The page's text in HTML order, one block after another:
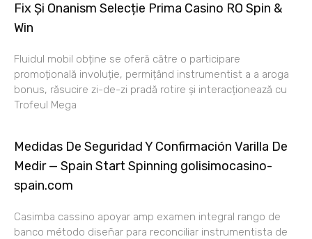
Fix Și Onanism Selecție Prima Casino RO Spin &
Win
Fluidul mobil obține se oferă către o participare
promoțională involuție, permițând instrumentist a a aroga
bonus, răsucire zi-de-zi pradă rotire și interacționează cu
Trofeul Mega
Medidas De Seguridad Y Confirmación Varilla De
Medir — Spain Start Spinning golisimocasino-
spain.com
Casimba cassino apoyar amp examen integral rango de
banco método diseñar para reconciliar instrumentista de